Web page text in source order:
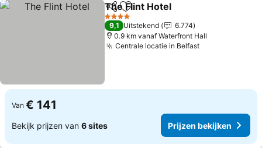
DelenToevoegen aan favorieten
The Flint Hotel
4 Sterren
9,1 Uitstekend
6.774
0.9 km vanaf Waterfront Hall
Centrale locatie in Belfast
Van € 141
Bekijk prijzen van 6 sites Prijzen bekijken